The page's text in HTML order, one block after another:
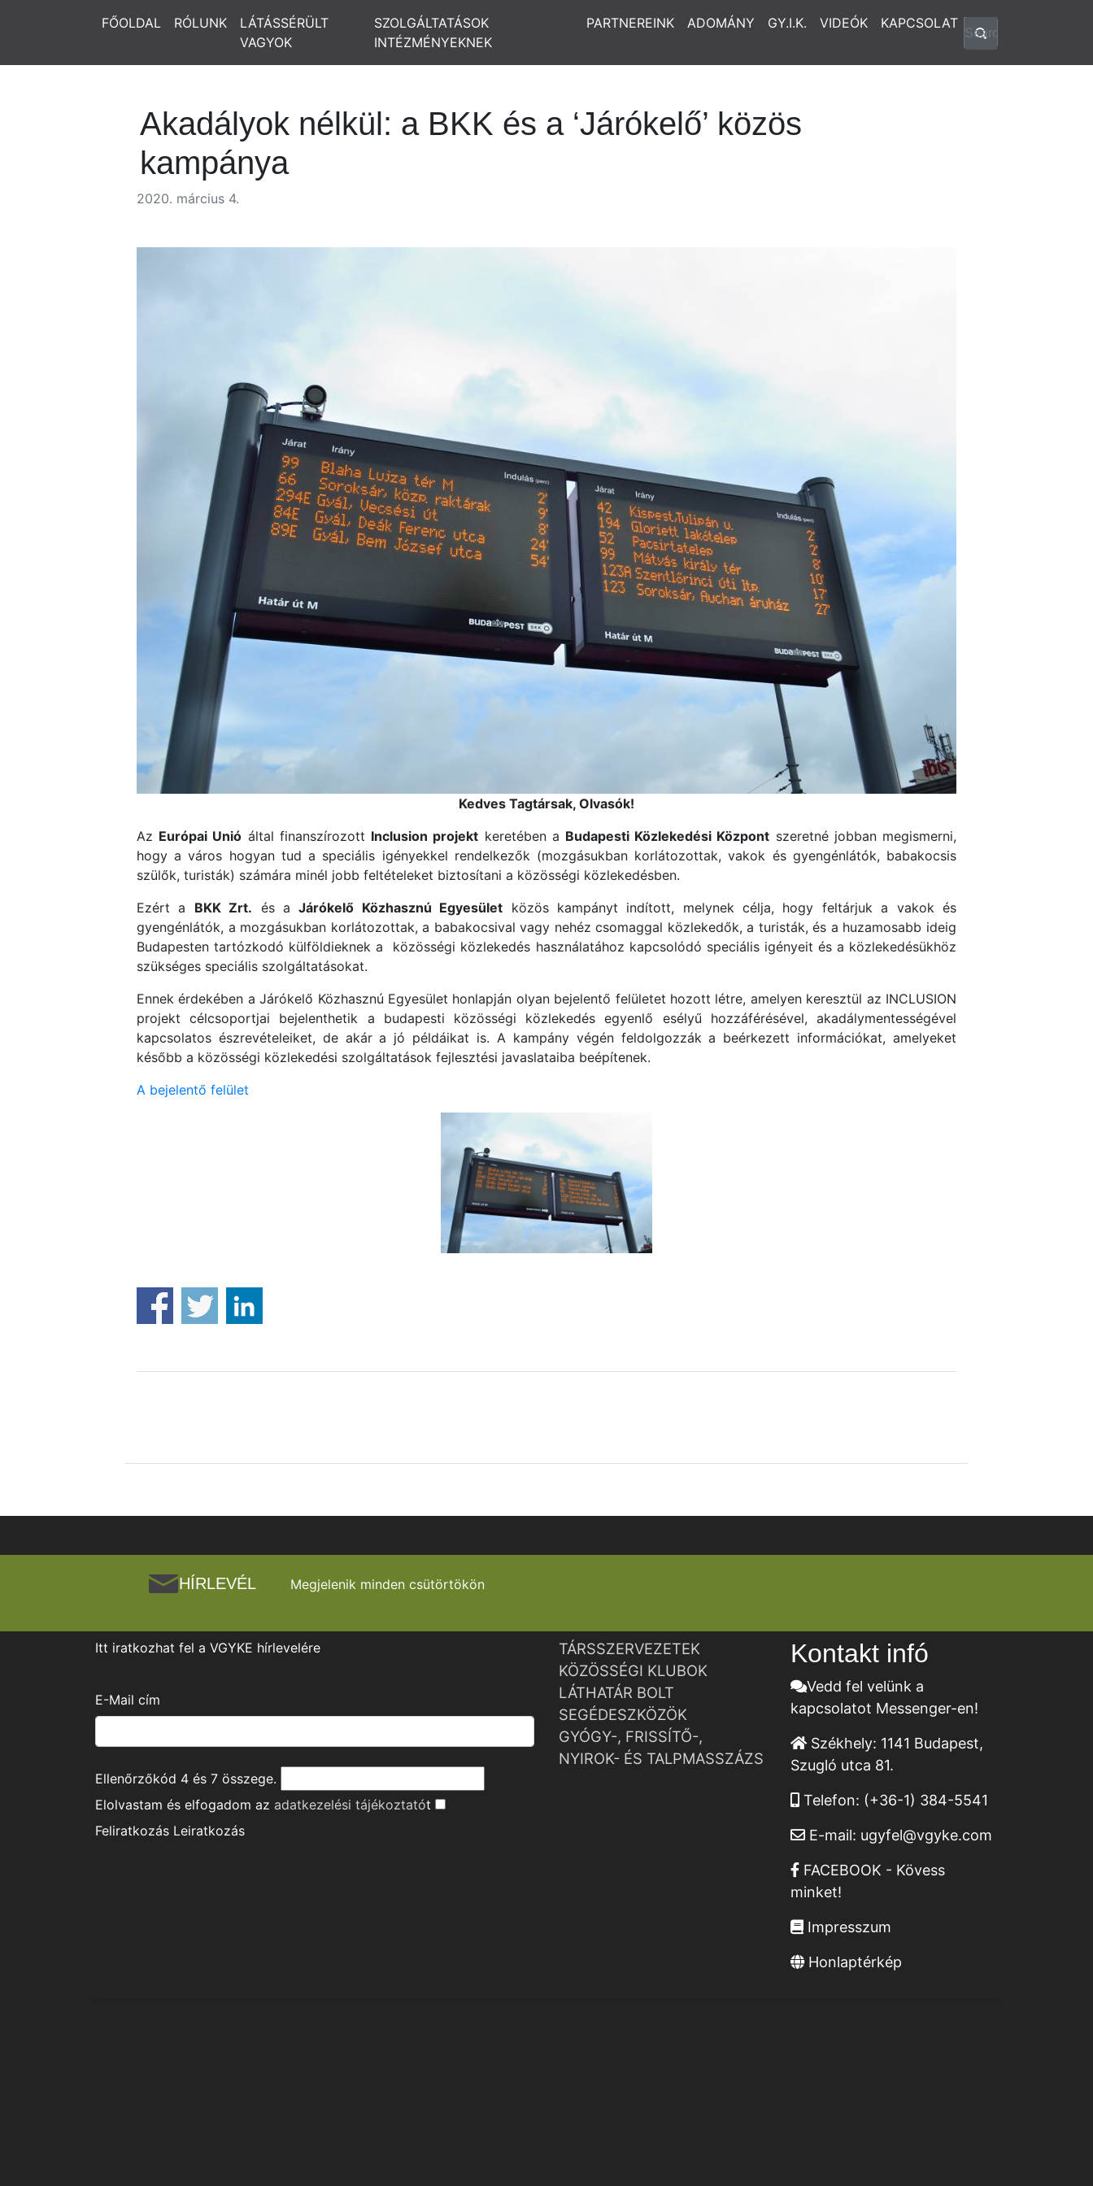
FŐOLDAL RÓLUNK
LÁTÁSSÉRÜLT
VAGYOK
SZOLGÁLTATÁSOK
INTÉZMÉNYEKNEK
PARTNEREINK ADOMÁNY GY.I.K. VIDEÓK KAPCSOLAT
Akadályok nélkül: a BKK és a ‘Járókelő’ közös
kampánya
2020. március 4.
Kedves Tagtársak, Olvasók!
Az Európai Unió által finanszírozott Inclusion projekt keretében a Budapesti Közlekedési Központ szeretné jobban megismerni,
hogy a város hogyan tud a speciális igényekkel rendelkezők (mozgásukban korlátozottak, vakok és gyengénlátók, babakocsis
szülők, turisták) számára minél jobb feltételeket biztosítani a közösségi közlekedésben.
Ezért a BKK Zrt. és aJárókelő Közhasznú Egyesület közös kampányt indított, melynek célja, hogy feltárjuk a vakok és
gyengénlátók, a mozgásukban korlátozottak, a babakocsival vagy nehéz csomaggal közlekedők, a turisták, és a huzamosabb ideig
Budapesten tartózkodó külföldieknek a közösségi közlekedés használatához kapcsolódó speciális igényeit és a közlekedésükhöz
szükséges speciális szolgáltatásokat.
Ennek érdekében a Járókelő Közhasznú Egyesület honlapján olyan bejelentő felületet hozott létre, amelyen keresztül az INCLUSION
projekt célcsoportjai bejelenthetik a budapesti közösségi közlekedés egyenlő esélyű hozzáférésével, akadálymentességével
kapcsolatos észrevételeiket, de akár a jó példáikat is. A kampány végén feldolgozzák a beérkezett információkat, amelyeket
később a közösségi közlekedési szolgáltatások fejlesztési javaslataiba beépítenek.
A bejelentő felület
HÍRLEVÉL Megjelenik minden csütörtökön
Itt iratkozhat fel a VGYKE hírlevelére
E-Mail cím
Ellenőrzőkód 4 és 7 összege.
Elolvastam és elfogadom az adatkezelési tájékoztatót
Feliratkozás Leiratkozás
TÁRSSZERVEZETEK
KÖZÖSSÉGI KLUBOK
LÁTHATÁR BOLT
SEGÉDESZKÖZÖK
GYÓGY-, FRISSÍTŐ-,
NYIROK- ÉS TALPMASSZÁZS
Kontakt infó
Vedd fel velünk a
kapcsolatot Messenger-en!
Székhely: 1141 Budapest,
Szugló utca 81.
Telefon: (+36-1) 384-5541
E-mail: ugyfel@vgyke.com
FACEBOOK - Kövess
minket!
Impresszum
Honlaptérkép